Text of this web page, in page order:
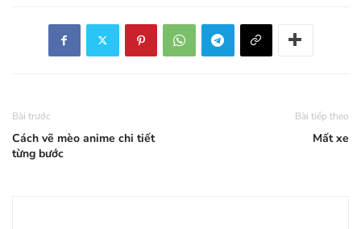
Bài trước
Cách vẽ mèo anime chi tiết
từng bước
Bài tiếp theo
Mất xe